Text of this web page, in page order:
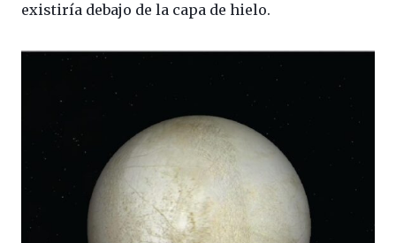
existiría debajo de la capa de hielo.